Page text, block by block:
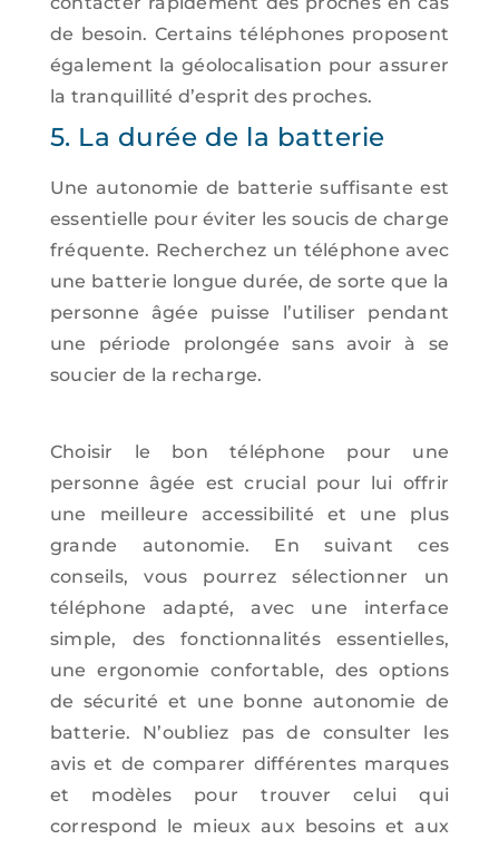
de besoin. Certains téléphones proposent
également la géolocalisation pour assurer
la tranquillité d’esprit des proches.
5. La durée de la batterie
Une autonomie de batterie suffisante est
essentielle pour éviter les soucis de charge
fréquente. Recherchez un téléphone avec
une batterie longue durée, de sorte que la
personne âgée puisse l’utiliser pendant
une période prolongée sans avoir à se
soucier de la recharge.
Choisir le bon téléphone pour une
personne âgée est crucial pour lui offrir
une meilleure accessibilité et une plus
grande autonomie. En suivant ces
conseils, vous pourrez sélectionner un
téléphone adapté, avec une interface
simple, des fonctionnalités essentielles,
une ergonomie confortable, des options
de sécurité et une bonne autonomie de
batterie. N’oubliez pas de consulter les
avis et de comparer différentes marques
et modèles pour trouver celui qui
correspond le mieux aux besoins et aux